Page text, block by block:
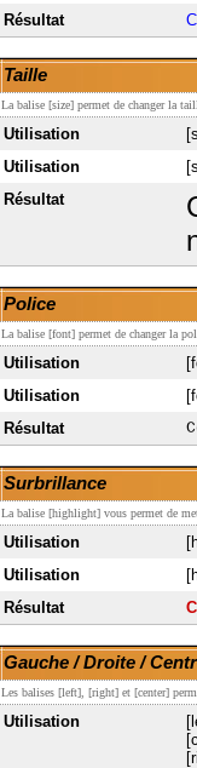
Résultat
Taille
La balise [size] permet de changer la
Utilisation
Utilisation
Résultat
Police
La balise [font] permet de changer la
Utilisation
Utilisation
Résultat
Surbrillance
La balise [highlight] vous permet de
Utilisation
Utilisation
Résultat
Gauche / Droite /
Les balises [left], [right] et [center]
Utilisation